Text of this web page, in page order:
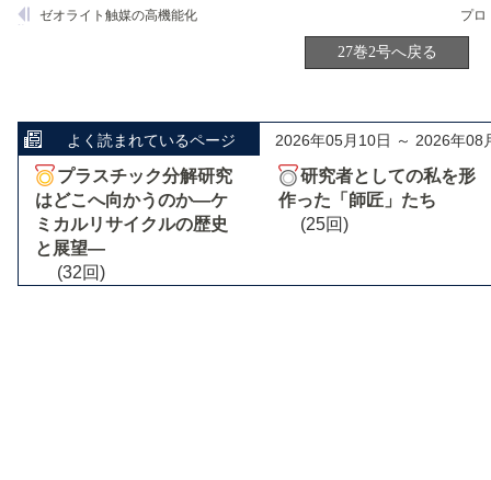
ゼオライト触媒の高機能化
27巻2号へ戻る
よく読まれているページ 2026年05月10日 ～ 2026年08
プラスチック分解研究
はどこへ向かうのか―ケ
ミカルリサイクルの歴史
と展望―
(32回)
研究者としての私を形
作った「師匠」たち
(25回)